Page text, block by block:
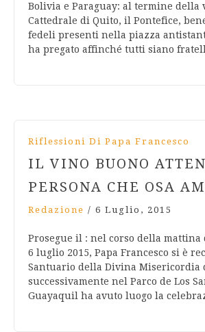
Bolivia e Paraguay: al termine della
Cattedrale di Quito, il Pontefice,
fedeli presenti nella piazza
ha pregato affinché tutti siano
Riflessioni Di Papa Francesco
IL VINO BUONO
PERSONA CHE OSA
Redazione / 6 Luglio, 2015
Prosegue il : nel corso della
6 luglio 2015, Papa Francesco si è
Santuario della Divina Misericordia
successivamente nel Parco de Los
Guayaquil ha avuto luogo la